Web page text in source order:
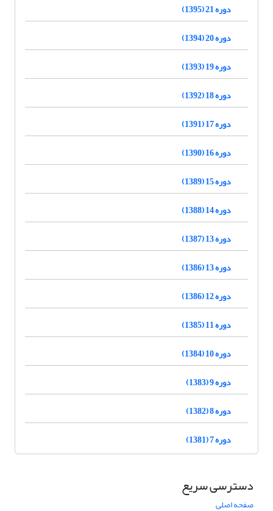
دوره 21 (1395)
دوره 20 (1394)
دوره 19 (1393)
دوره 18 (1392)
دوره 17 (1391)
دوره 16 (1390)
دوره 15 (1389)
دوره 14 (1388)
دوره 13 (1387)
دوره 13 (1386)
دوره 12 (1386)
دوره 11 (1385)
دوره 10 (1384)
دوره 9 (1383)
دوره 8 (1382)
دوره 7 (1381)
دسترسی سریع
صفحه اصلی